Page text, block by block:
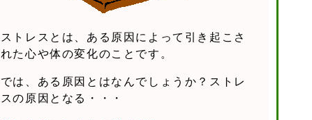
ストレスとは、ある原因によって引き起こさ
れた心や体の変化のことです。
では、ある原因とはなんでしょうか？ストレ
スの原因となる・・・